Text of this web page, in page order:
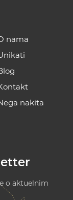
nama
nakita
o aktuelnim